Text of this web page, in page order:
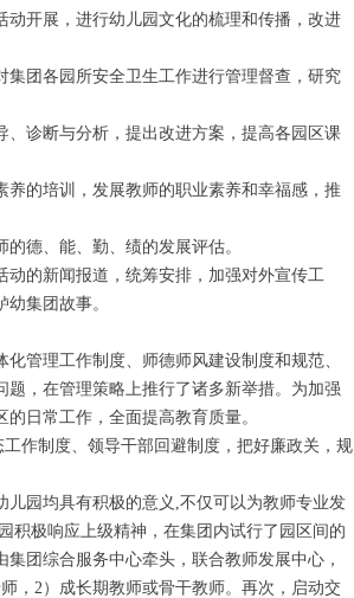
开展，进行幼儿园文化的梳理和传播，改进
团各园所安全卫生工作进行管理督查，研究
诊断与分析，提出改进方案，提高各园区课
的培训，发展教师的职业素养和幸福感，推
德、能、勤、绩的发展评估。
的新闻报道，统筹安排，加强对外宣传工
集团故事。
管理工作制度、师德师风建设制度和规范、
，在管理策略上推行了诸多新举措。为加强
日常工作，全面提高教育质量。
作制度、领导干部回避制度，把好廉政关，规
园均具有积极的意义,不仅可以为教师专业发
积极响应上级精神，在集团内试行了园区间的
团综合服务中心牵头，联合教师发展中心，
，2）成长期教师或骨干教师。再次，启动交